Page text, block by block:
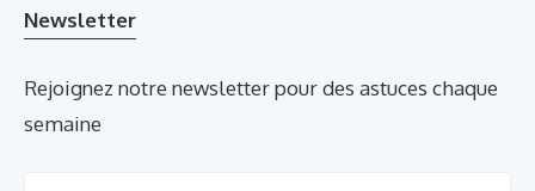
Newsletter
Rejoignez notre newsletter pour des astuces chaque
semaine